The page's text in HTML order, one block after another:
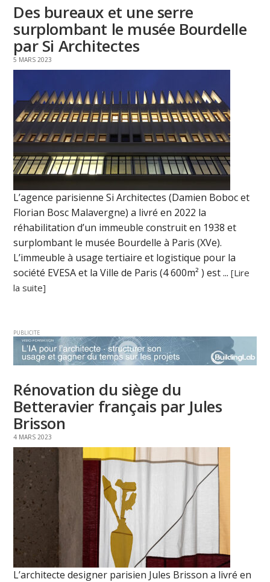
Des bureaux et une serre
surplombant le musée Bourdelle
par Si Architectes
5 MARS 2023
L’agence parisienne Si Architectes (Damien Boboc et
Florian Bosc Malavergne) a livré en 2022 la
réhabilitation d’un immeuble construit en 1938 et
surplombant le musée Bourdelle à Paris (XVe).
L’immeuble à usage tertiaire et logistique pour la
société EVESA et la Ville de Paris (4 600m² ) est ...[Lire
la suite]
PUBLICITE
Rénovation du siège du
Betteravier français par Jules
Brisson
4 MARS 2023
L’architecte designer parisien Jules Brisson a livré en